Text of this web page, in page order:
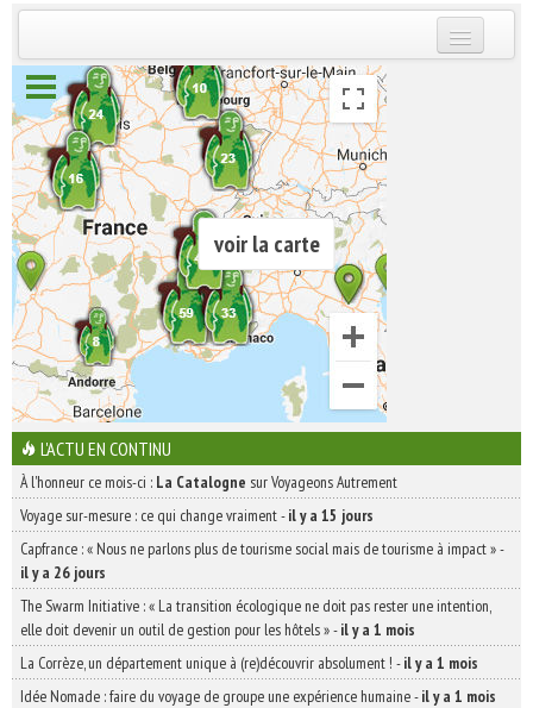
INSCRIVEZ-VOUS | ABONNEZ-VOUS
voir la carte
L'ACTU EN CONTINU
À l'honneur ce mois-ci : La Catalogne sur Voyageons Autrement
Voyage sur-mesure : ce qui change vraiment-il y a 15 jours
Capfrance : « Nous ne parlons plus de tourisme social mais de tourisme à impact »-
il y a 26 jours
The Swarm Initiative : « La transition écologique ne doit pas rester une intention,
elle doit devenir un outil de gestion pour les hôtels »-il y a 1 mois
La Corrèze, un département unique à (re)découvrir absolument ! -il y a 1 mois
Idée Nomade : faire du voyage de groupe une expérience humaine-il y a 1 mois